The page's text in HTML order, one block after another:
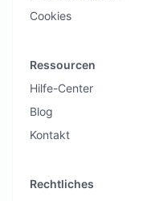
Cookies
Ressourcen
Hilfe-Center
Blog
Kontakt
Rechtliches